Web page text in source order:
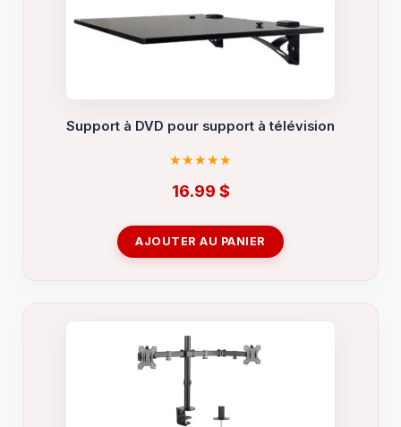
Support à DVD pour support à télévision
16.99 $
AJOUTER AU PANIER